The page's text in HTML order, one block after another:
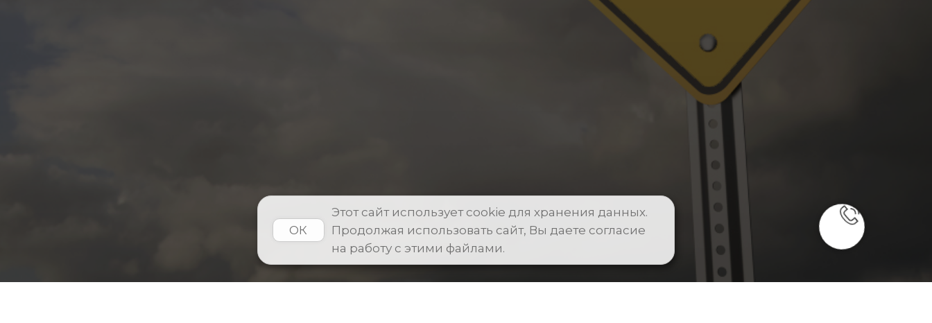
Этот сайт использует cookie для хранения данных.
Продолжая использовать сайт, Вы даете согласие
на работу с этими файлами.
ОК